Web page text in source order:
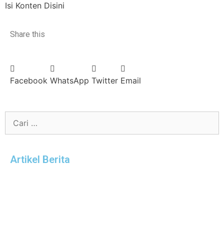
Isi Konten Disini
Share this
Facebook WhatsApp Twitter Email
Artikel Berita